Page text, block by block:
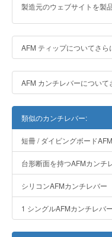
製造元のウェブサイトを製
AFM ティップについてさら
AFM カンチレバーについて
類似のカンチレバー:
短冊 / ダイビングボード
台形断面を持つAFMカンチ
シリコンAFMカンチレバー
1 シングルAFMカンチレバー